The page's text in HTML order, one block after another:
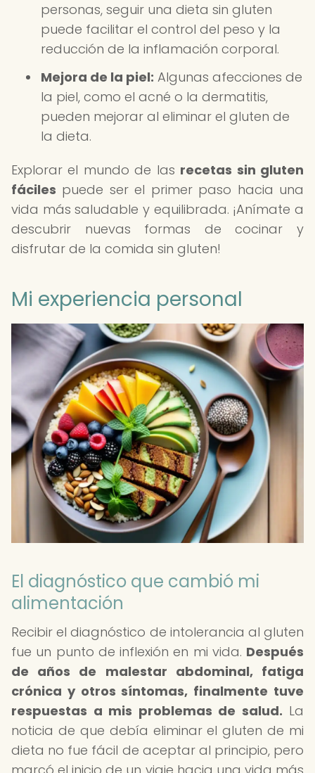
personas, seguir una dieta sin gluten
puede facilitar el control del peso y la
reducción de la inflamación corporal.
Mejora de la piel: Algunas afecciones de
la piel, como el acné o la dermatitis,
pueden mejorar al eliminar el gluten de
la dieta.
Explorar el mundo de las recetas sin gluten
fáciles puede ser el primer paso hacia una
vida más saludable y equilibrada. ¡Anímate a
descubrir nuevas formas de cocinar y
disfrutar de la comida sin gluten!
Mi experiencia personal
El diagnóstico que cambió mi
alimentación
Recibir el diagnóstico de intolerancia al gluten
fue un punto de inflexión en mi vida. Después
de años de malestar abdominal, fatiga
crónica y otros síntomas, finalmente tuve
respuestas a mis problemas de salud. La
noticia de que debía eliminar el gluten de mi
dieta no fue fácil de aceptar al principio, pero